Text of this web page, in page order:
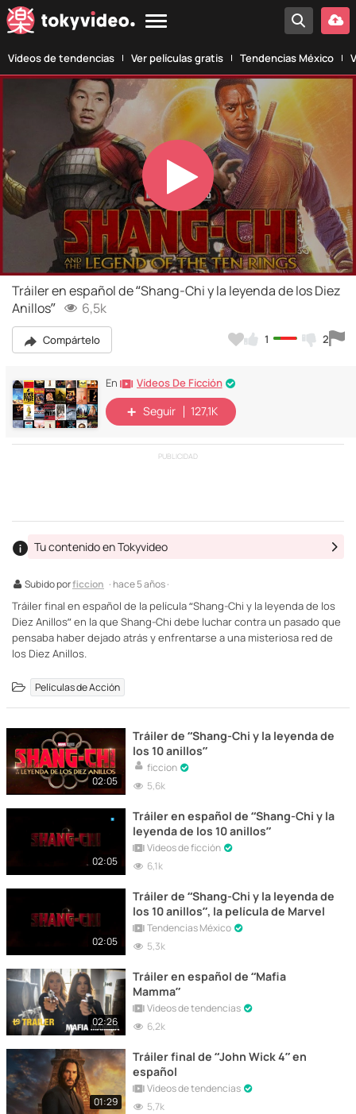
Vídeos de tendencias Ver películas gratis Tendencias México
Play
Video
Tráiler en español de “Shang-Chi y la leyenda de los Diez
Anillos”
6,5k
Compártelo 1 2
En Vídeos De Ficción
Seguir 127,1K
PUBLICIDAD
Subido porficcion · hace 5 años ·
Tu contenido en Tokyvideo
Tráiler final en español de la película “Shang-Chi y la leyenda de los
Diez Anillos” en la que Shang-Chi debe luchar contra un pasado que
pensaba haber dejado atrás y enfrentarse a una misteriosa red de
los Diez Anillos.
Películas de Acción
02:05
Tráiler de “Shang-Chi y la leyenda de
los 10 anillos”
ficcion
5,6k
02:05
Tráiler en español de “Shang-Chi y la
leyenda de los 10 anillos”
Vídeos de ficción
6,1k
02:05
Tráiler de “Shang-Chi y la leyenda de
los 10 anillos”, la película de Marvel
Tendencias México
5,3k
02:26
Tráiler en español de “Mafia
Mamma”
Vídeos de tendencias
6,2k
01:29
Tráiler final de “John Wick 4” en
español
Vídeos de tendencias
5,7k